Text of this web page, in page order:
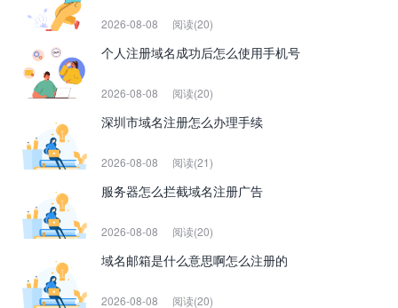
2026-08-08 阅读(20)
个人注册域名成功后怎么使用手机号
2026-08-08 阅读(20)
深圳市域名注册怎么办理手续
2026-08-08 阅读(21)
服务器怎么拦截域名注册广告
2026-08-08 阅读(20)
域名邮箱是什么意思啊怎么注册的
2026-08-08 阅读(20)